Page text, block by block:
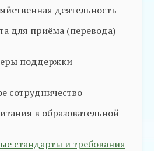
деятельность
для приёма (перевода)
поддержки
сотрудничество
в образовательной
стандарты и требования